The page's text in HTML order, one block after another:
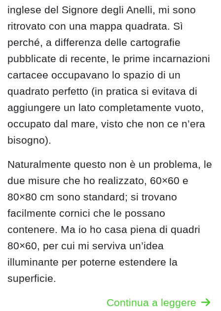
inglese del Signore degli Anelli, mi sono
ritrovato con una mappa quadrata. Sì
perché, a differenza delle cartografie
pubblicate di recente, le prime incarnazioni
cartacee occupavano lo spazio di un
quadrato perfetto (in pratica si evitava di
aggiungere un lato completamente vuoto,
occupato dal mare, visto che non ce n’era
bisogno).
Naturalmente questo non è un problema, le
due misure che ho realizzato, 60×60 e
80×80 cm sono standard; si trovano
facilmente cornici che le possano
contenere. Ma io ho casa piena di quadri
80×60, per cui mi serviva un’idea
illuminante per poterne estendere la
superficie.
Continua a leggere